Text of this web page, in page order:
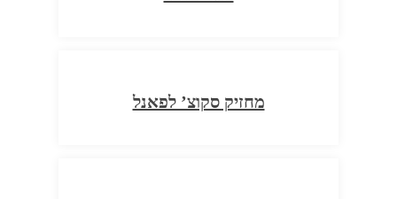
מחזיק סקוצ’ לפאנל